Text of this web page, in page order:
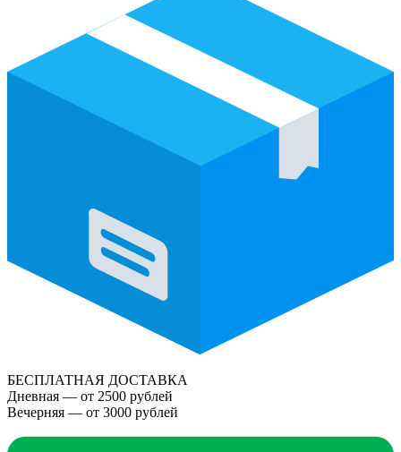
БЕСПЛАТНАЯ ДОСТАВКА
Дневная — от 2500 рублей
Вечерняя — от 3000 рублей